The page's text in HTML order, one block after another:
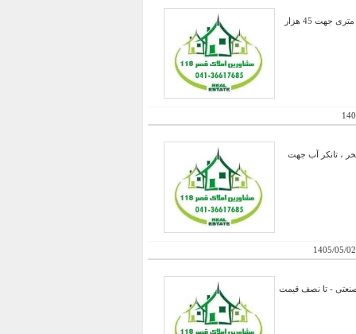
فروش یک مرغداری گوشتی تمام اتوماتیک ( فول اتوماسیون ) در زمینی به مساحت 4 هکتار ، دارای چهار سالن 1400 متری جهت 45 هزار
آبه هفتگی ، استخر ، تانکر آب جهت
1405/05/02
15600 - سالن حدود 1500 - سند 6 دانک با کاربری صنعتی - تا نصف قیمت